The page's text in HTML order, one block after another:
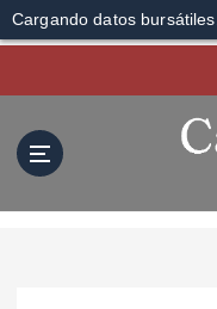
Cargando datos